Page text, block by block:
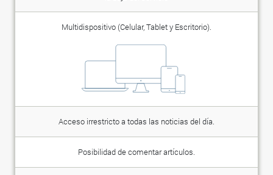
Multidispositivo (Celular, Tablet y Escritorio).
Acceso irrestricto a todas las noticias del día.
Posibilidad de comentar artículos.